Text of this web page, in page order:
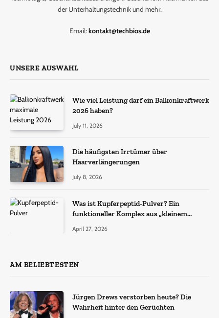
der Unterhaltungstechnik und mehr.
Email:kontakt@techbios.de
UNSERE AUSWAHL
Wie viel Leistung darf ein Balkonkraftwerk
2026 haben?
July 11, 2026
Die häufigsten Irrtümer über
Haarverlängerungen
July 8, 2026
Was ist Kupferpeptid-Pulver? Ein
funktioneller Komplex aus „kleinem
April 27, 2026
AM BELIEBTESTEN
Jürgen Drews verstorben heute? Die
Wahrheit hinter den Gerüchten